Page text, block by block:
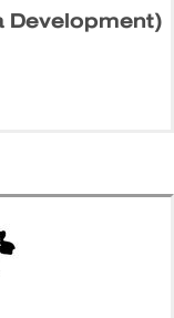
Development)